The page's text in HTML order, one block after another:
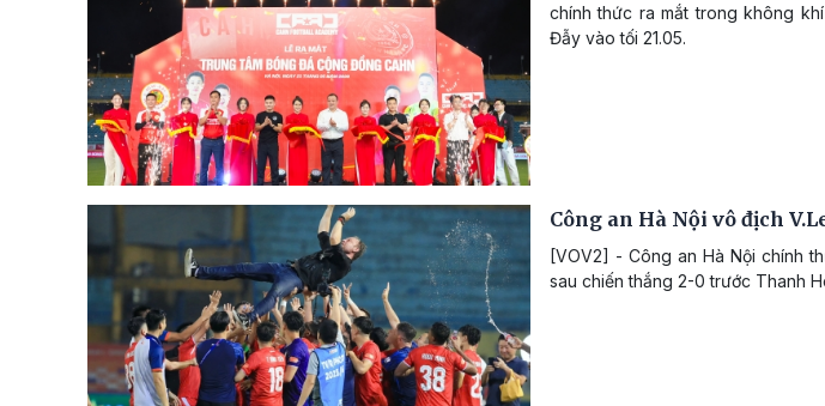
chính thức ra mắt trong không
Đẫy vào tối 21.05.
Công an Hà Nội vô địch
[VOV2] - Công an Hà Nội chính
sau chiến thắng 2-0 trước Thanh